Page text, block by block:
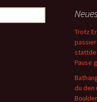
Trotz
Pause
du den